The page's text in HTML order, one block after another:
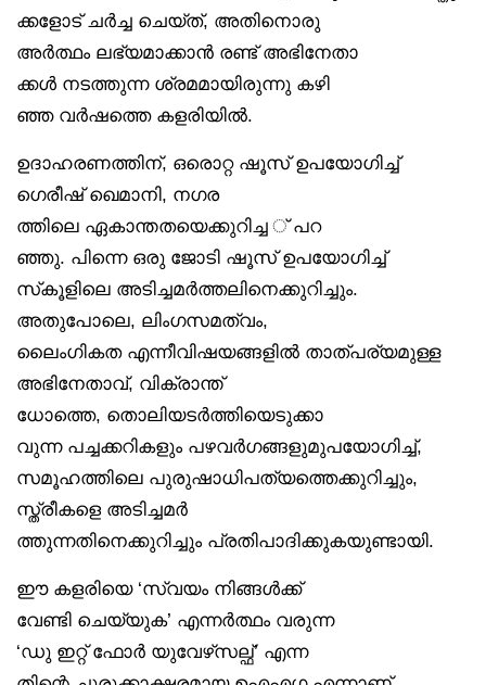
ക്കളോട് ചർച്ച ചെയ്ത്, അതിനൊരു
അർത്ഥം ലഭ്യമാക്കാൻ രണ്ട് അഭിനേതാ
ക്കൾ നടത്തുന്ന ശ്രമമായിരുന്നു കഴി
ഞ്ഞ വർഷത്തെ കളരിയിൽ.
ഉദാഹരണത്തിന്, ഒരൊറ്റ ഷൂസ് ഉപയോഗിച്ച്
ഗെരീഷ് ഖെമാനി, നഗര
ത്തിലെ ഏകാന്തതയെക്കുറിച്ച ് പറ
ഞ്ഞു. പിന്നെ ഒരു ജോടി ഷൂസ് ഉപയോഗിച്ച്
സ്‌കൂളിലെ അടിച്ചമർത്തലിനെക്കുറിച്ചും.
അതുപോലെ, ലിംഗസമത്വം,
ലൈംഗികത എന്നീവിഷയങ്ങളിൽ താത്പര്യമുള്ള
അഭിനേതാവ്, വിക്രാന്ത്
ധോത്തെ, തൊലിയടർത്തിയെടുക്കാ
വുന്ന പച്ചക്കറികളും പഴവർഗങ്ങളുമുപയോഗിച്ച്,
സമൂഹത്തിലെ പുരുഷാധിപത്യത്തെക്കുറിച്ചും,
സ്ത്രീകളെ അടിച്ചമർ
ത്തുന്നതിനെക്കുറിച്ചും പ്രതിപാദിക്കുകയുണ്ടായി.
ഈ കളരിയെ ‘സ്വയം നിങ്ങൾക്ക്
വേണ്ടി ചെയ്യുക’ എന്നർത്ഥം വരുന്ന
‘ഡു ഇറ്റ് ഫോർ യുവേഴ്‌സല്ഫ്’ എന്ന